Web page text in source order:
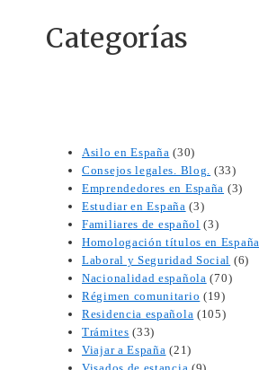
Categorías
Asilo en España (30)
Consejos legales. Blog. (33)
Emprendedores en España (3)
Estudiar en España (3)
Familiares de español (3)
Homologación títulos en España
Laboral y Seguridad Social (6)
Nacionalidad española (70)
Régimen comunitario (19)
Residencia española (105)
Trámites (33)
Viajar a España (21)